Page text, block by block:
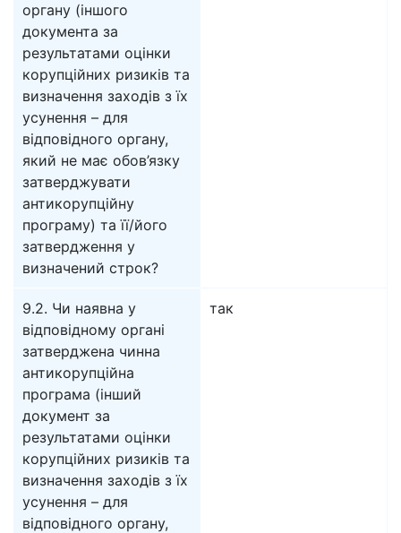
органу (іншого
документа за
результатами оцінки
корупційних ризиків та
визначення заходів з їх
усунення – для
відповідного органу,
який не має обов’язку
затверджувати
антикорупційну
програму) та її/його
затвердження у
визначений строк?
9.2. Чи наявна у
відповідному органі
затверджена чинна
антикорупційна
програма (інший
документ за
результатами оцінки
корупційних ризиків та
визначення заходів з їх
усунення – для
відповідного органу,
так